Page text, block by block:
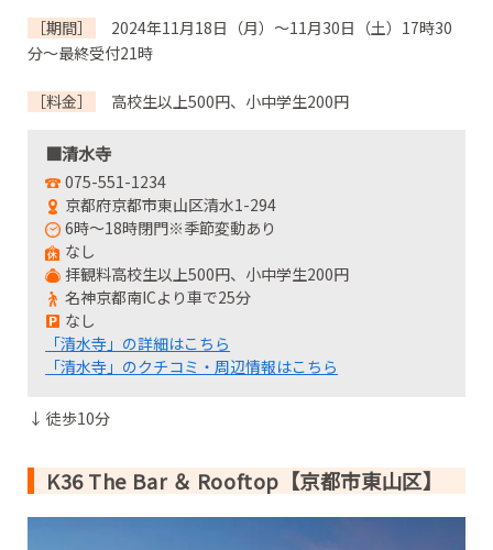
［期間］
2024年11月18日（月）～11月30日（土）17時30
分～最終受付21時
［料金］ 高校生以上500円、小中学生200円
■清水寺
075-551-1234
京都府京都市東山区清水1-294
6時～18時閉門※季節変動あり
なし
拝観料高校生以上500円、小中学生200円
名神京都南ICより車で25分
なし
「清水寺」の詳細はこちら
「清水寺」のクチコミ・周辺情報はこちら
↓ 徒歩10分
K36 The Bar ＆ Rooftop【京都市東山区】